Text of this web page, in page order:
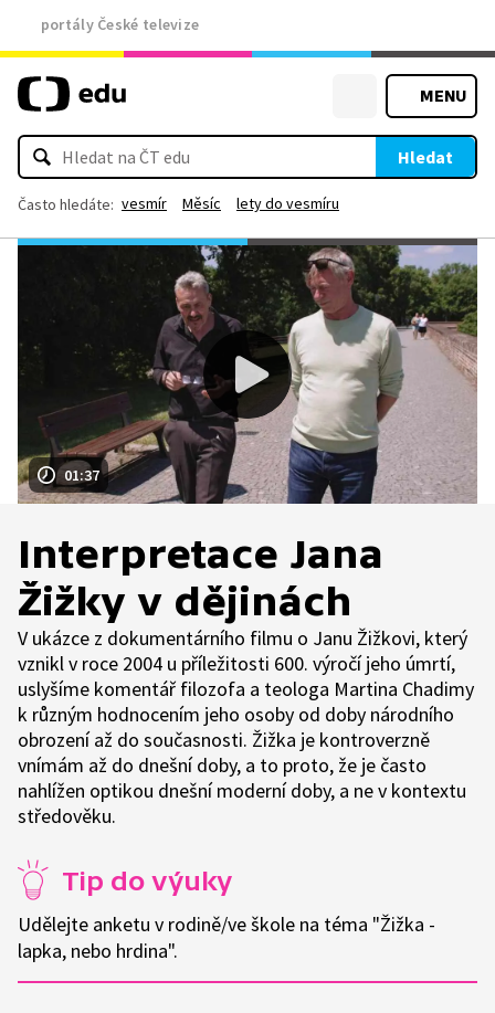
portály České televize
MENU
Hledat
Často hledáte: vesmír Měsíc lety do vesmíru
01:37
Interpretace Jana
Žižky v dějinách
V ukázce z dokumentárního filmu o Janu Žižkovi, který
vznikl v roce 2004 u příležitosti 600. výročí jeho úmrtí,
uslyšíme komentář filozofa a teologa Martina Chadimy
k různým hodnocením jeho osoby od doby národního
obrození až do současnosti. Žižka je kontroverzně
vnímám až do dnešní doby, a to proto, že je často
nahlížen optikou dnešní moderní doby, a ne v kontextu
středověku.
Tip do výuky
Udělejte anketu v rodině/ve škole na téma "Žižka -
lapka, nebo hrdina".